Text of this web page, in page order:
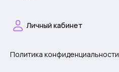
Личный кабинет
Политика конфиденциальности